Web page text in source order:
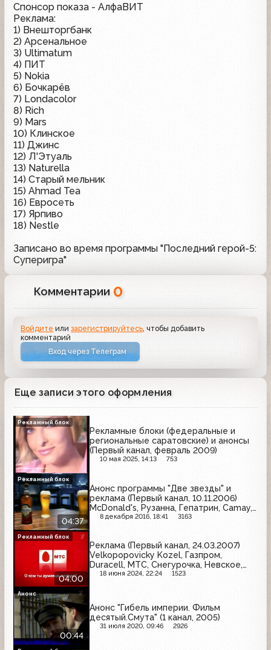
Спонсор показа - АлфаВИТ
Реклама:
1) Внешторгбанк
2) Арсенальное
3) Ultimatum
4) ПИТ
5) Nokia
6) Бочкарёв
7) Londacolor
8) Rich
9) Mars
10) Клинское
11) Джинс
12) Л'Этуаль
13) Naturella
14) Старый мельник
15) Ahmad Tea
16) Евросеть
17) Ярпиво
18) Nestle
Записано во время программы "Последний герой-5:
Суперигра"
Комментарии 0
Войдите илизарегистрируйтесь , чтобы добавить
комментарий
Вход через Телеграм
Еще записи этого оформления
Рекламные блоки (федеральные и
региональные саратовские) и анонсы
(Первый канал, февраль 2009)
10 мая 2025, 14:13 753
Рекламный блок
04:37
Анонс программы "Две звезды" и
реклама (Первый канал, 10.11.2006)
McDonald's, Рузанна, Гепатрин, Camay,
BBK, Domestos, Невское, МТС, Белый
8 декабря 2016, 18:41 3163
Рекламный блок
04:00
Реклама (Первый канал, 24.03.2007)
Velkopopovicky Kozel, Газпром,
Duracell, МТС, Снегурочка, Невское,
Axe, Роллтон, Билайн, Palmolive,
18 июня 2024, 22:24 1523
Рекламный блок
00:44
Анонс "Гибель империи. Фильм
десятый.Смута" (1 канал, 2005)
31 июля 2020, 09:46 2926
Анонс